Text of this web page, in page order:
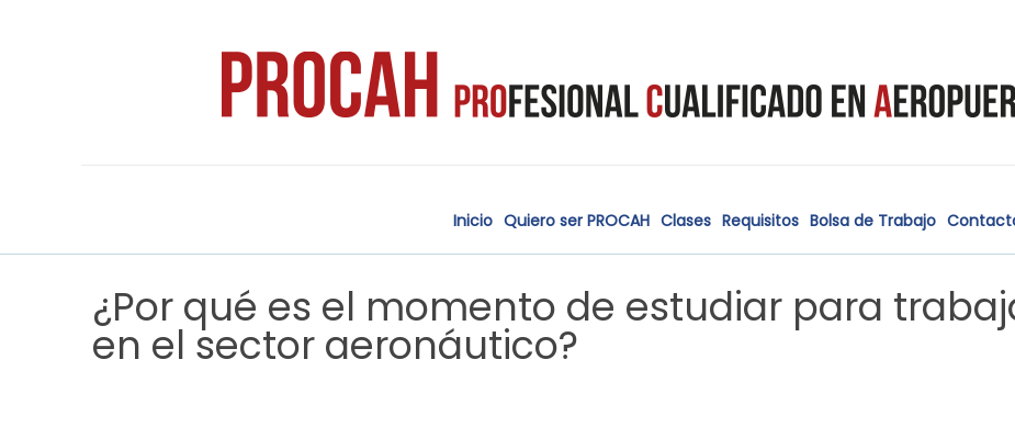
Inicio Quiero ser PROCAH Clases Requisitos Bolsa de Trabajo
¿Por qué es el momento de estudiar para
en el sector aeronáutico?